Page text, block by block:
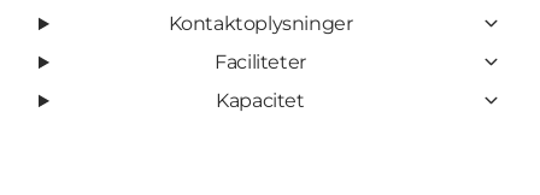
Kontaktoplysninger
Faciliteter
Kapacitet